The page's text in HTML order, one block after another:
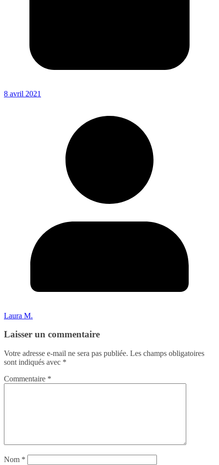
8 avril 2021
Laura M.
Laisser un commentaire
Votre adresse e-mail ne sera pas publiée. Les champs obligatoires
sont indiqués avec *
Commentaire *
Nom *